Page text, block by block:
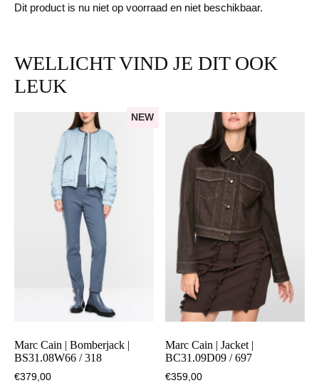
Dit product is nu niet op voorraad en niet beschikbaar.
WELLICHT VIND JE DIT OOK
LEUK
NEW
Marc Cain | Bomberjack |
BS31.08W66 / 318
€379,00
Marc Cain | Jacket |
BC31.09D09 / 697
€359,00